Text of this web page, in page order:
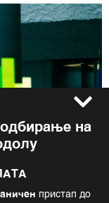
на
пристап до